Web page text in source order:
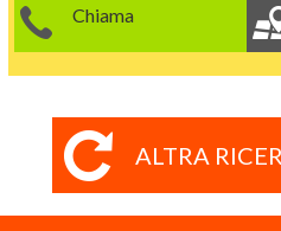
Chiama
ALTRA